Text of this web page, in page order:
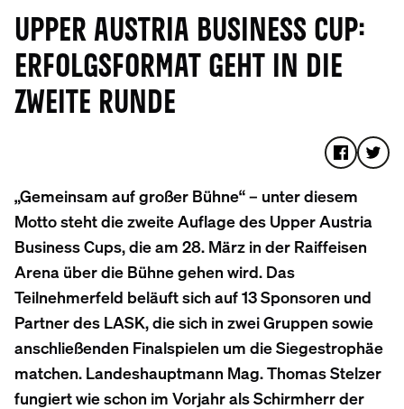
UPPER AUSTRIA BUSINESS CUP:
ERFOLGSFORMAT GEHT IN DIE
ZWEITE RUNDE
„Gemeinsam auf großer Bühne“ – unter diesem
Motto steht die zweite Auflage des Upper Austria
Business Cups, die am 28. März in der Raiffeisen
Arena über die Bühne gehen wird. Das
Teilnehmerfeld beläuft sich auf 13 Sponsoren und
Partner des LASK, die sich in zwei Gruppen sowie
anschließenden Finalspielen um die Siegestrophäe
matchen. Landeshauptmann Mag. Thomas Stelzer
fungiert wie schon im Vorjahr als Schirmherr der